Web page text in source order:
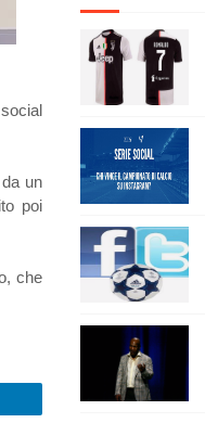
un
poi
che